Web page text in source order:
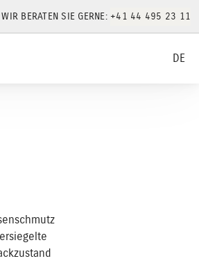
WIR BERATEN SIE GERNE: +41 44 495 23 11
DE